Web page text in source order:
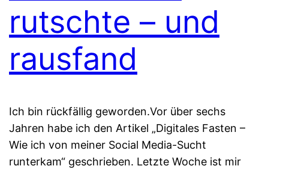
rutschte – und
rausfand
Ich bin rückfällig geworden.Vor über sechs
Jahren habe ich den Artikel „Digitales Fasten –
Wie ich von meiner Social Media-Sucht
runterkam“ geschrieben. Letzte Woche ist mir